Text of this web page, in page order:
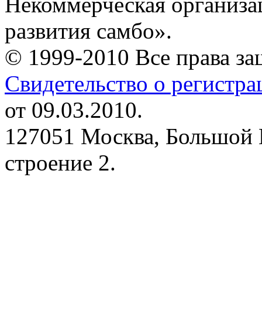
развития самбо».
© 1999-2010 Все права
Свидетельство о
от 09.03.2010.
127051 Москва, Большой
строение 2.